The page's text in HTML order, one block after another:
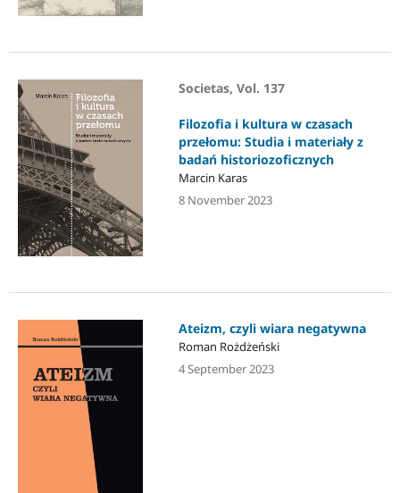
Societas, Vol. 137
Filozofia i kultura w czasach
przełomu: Studia i materiały z
badań historiozoficznych
Marcin Karas
8 November 2023
Ateizm, czyli wiara negatywna
Roman Rożdżeński
4 September 2023